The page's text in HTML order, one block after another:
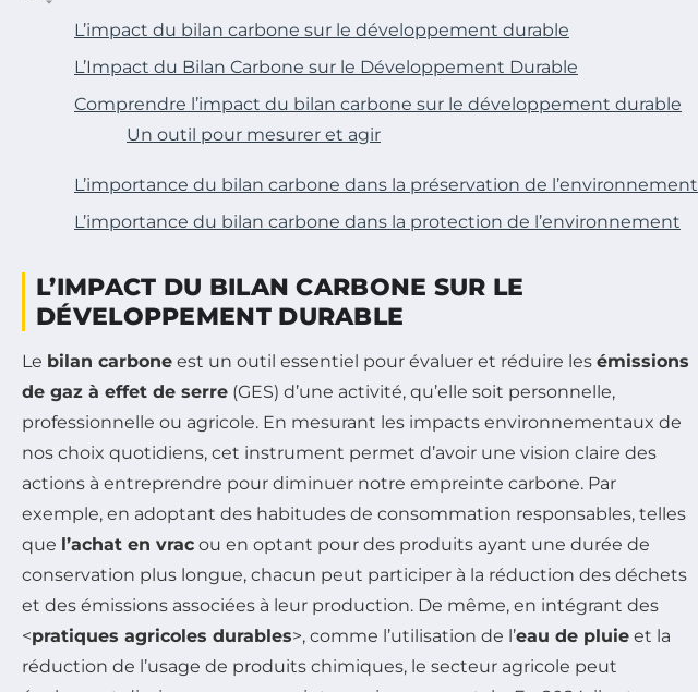
L’impact du bilan carbone sur le développement durable
L’Impact du Bilan Carbone sur le Développement Durable
Comprendre l’impact du bilan carbone sur le développement durable
Un outil pour mesurer et agir
L’importance du bilan carbone dans la préservation de l’environnement
L’importance du bilan carbone dans la protection de l’environnement
L’IMPACT DU BILAN CARBONE SUR LE
DÉVELOPPEMENT DURABLE
Le bilan carbone est un outil essentiel pour évaluer et réduire les émissions
de gaz à effet de serre (GES) d’une activité, qu’elle soit personnelle,
professionnelle ou agricole. En mesurant les impacts environnementaux de
nos choix quotidiens, cet instrument permet d’avoir une vision claire des
actions à entreprendre pour diminuer notre empreinte carbone. Par
exemple, en adoptant des habitudes de consommation responsables, telles
que l’achat en vrac ou en optant pour des produits ayant une durée de
conservation plus longue, chacun peut participer à la réduction des déchets
et des émissions associées à leur production. De même, en intégrant des
<pratiques agricoles durables>, comme l’utilisation de l’eau de pluie et la
réduction de l’usage de produits chimiques, le secteur agricole peut